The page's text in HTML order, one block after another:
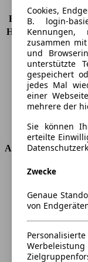
KW (PS)
Beschleunigung (0-
Anzahl der
Hubraum
Kraftstoff
Zylinder
Getriebe
Abmessungen
Länge
Breite
Radstand
Maximalgewicht
Max. Zuladung
Türen
Cookies,
B. login-
Kennungen,
zusammen
und
unterstützte
gespeichert
jedes Mal
einer
mehrere der
Sie können
erteilte
Zwecke
Genaue
von